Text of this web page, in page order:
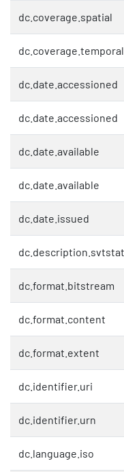
dc.coverage.spatial
dc.coverage.temporal
dc.date.accessioned
dc.date.accessioned
dc.date.available
dc.date.available
dc.date.issued
dc.format.bitstream
dc.format.content
dc.format.extent
dc.identifier.uri
dc.identifier.urn
dc.language.iso